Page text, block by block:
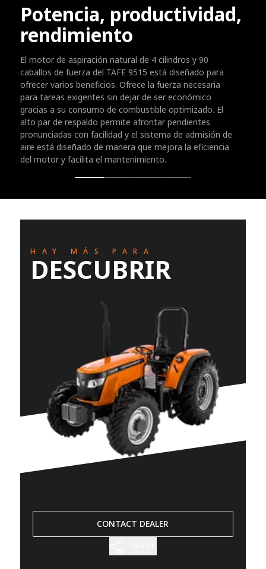
Potencia, productividad,
rendimiento
El motor de aspiración natural de 4 cilindros y 90
caballos de fuerza del TAFE 9515 está diseñado para
ofrecer varios beneficios. Ofrece la fuerza necesaria
para tareas exigentes sin dejar de ser económico
gracias a su consumo de combustible optimizado. El
alto par de respaldo permite afrontar pendientes
pronunciadas con facilidad y el sistema de admisión de
aire está diseñado de manera que mejora la eficiencia
del motor y facilita el mantenimiento.
HAY MÁS PARA
DESCUBRIR
CONTACT DEALER